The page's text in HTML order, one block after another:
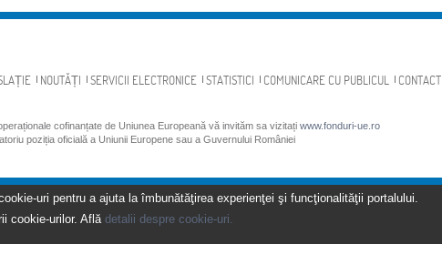
NOUTĂȚI SERVICII ELECTRONICE STATISTICI COMUNICARE CU PUBLICUL CONTACT
cofinanțate de Uniunea Europeană vă invităm sa vizitați www.fonduri-ue.ro
poziția oficială a Uniunii Europene sau a Guvernului României
uri pentru a ajuta la îmbunătăţirea experienţei şi funcţionalităţii portalului.
cookie-urilor. Află detalii despre cookie-uri.